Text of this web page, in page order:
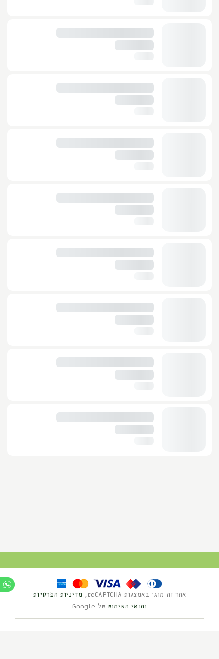
אתר זה מוגן באמצעות reCAPTCHA,
מדיניות הפרטיות
ותנאי השימוש של Google.